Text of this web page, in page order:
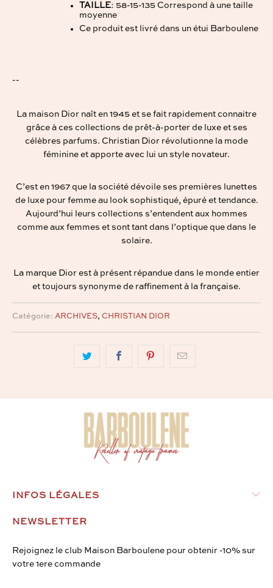
TAILLE: 58-15-135 Correspond à une taille
moyenne
Ce produit est livré dans un étui Barboulene
--
La maison Dior naît en 1945 et se fait rapidement connaitre
grâce à ces collections de prêt-à-porter de luxe et ses
célèbres parfums. Christian Dior révolutionne la mode
féminine et apporte avec lui un style novateur.
C’est en 1967 que la société dévoile ses premières lunettes
de luxe pour femme au look sophistiqué, épuré et tendance.
Aujourd’hui leurs collections s’entendent aux hommes
comme aux femmes et sont tant dans l’optique que dans le
solaire.
La marque Dior est à présent répandue dans le monde entier
et toujours synonyme de raffinement à la française.
Catégorie: ARCHIVES, CHRISTIAN DIOR
INFOS LÉGALES
NEWSLETTER
Rejoignez le club Maison Barboulene pour obtenir -10% sur
votre 1ere commande